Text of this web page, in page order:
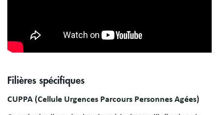
Filières spécifiques
CUPPA (Cellule Urgences Parcours Personnes Agées)